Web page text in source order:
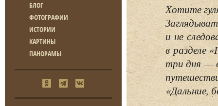
БЛОГ
ФОТОГРАФИИ
ИСТОРИИ
КАРТИНЫ
ПАНОРАМЫ
Хотите
и не
в разделе
три дня —
«Дальние,